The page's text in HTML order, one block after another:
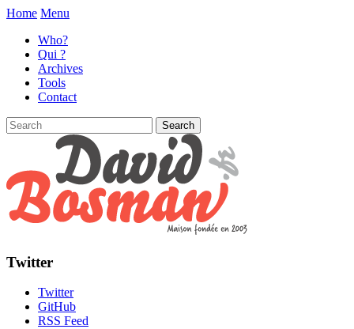
Home Menu
Who?
Qui ?
Archives
Tools
Contact
Twitter
Twitter
GitHub
RSS Feed